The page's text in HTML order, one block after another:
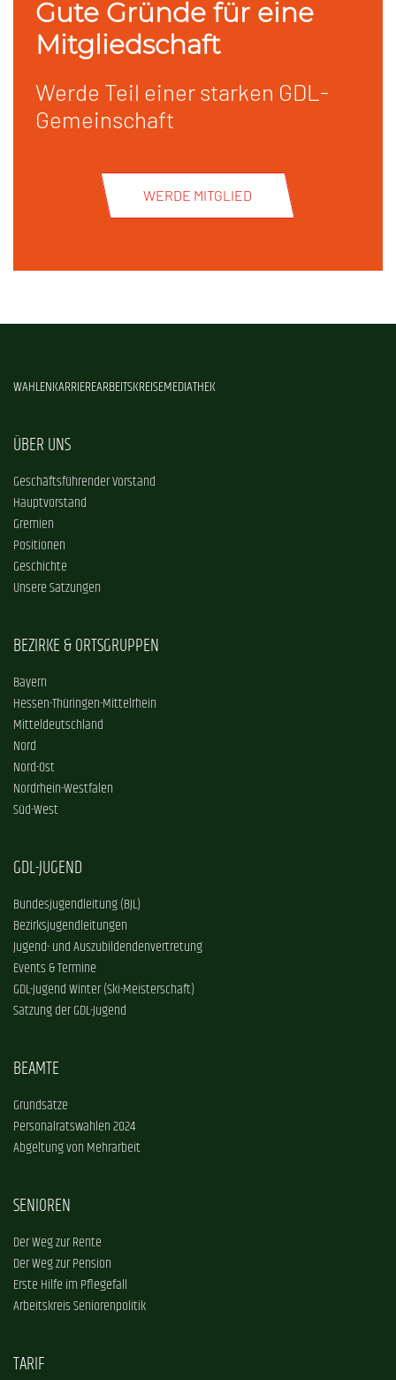
Gute Gründe für eine
Mitgliedschaft
Werde Teil einer starken GDL-
Gemeinschaft
WERDE MITGLIED
WAHLENKARRIEREARBEITSKREISEMEDIATHEK
ÜBER UNS
Geschäftsführender Vorstand
Hauptvorstand
Gremien
Positionen
Geschichte
Unsere Satzungen
BEZIRKE & ORTSGRUPPEN
Bayern
Hessen-Thüringen-Mittelrhein
Mitteldeutschland
Nord
Nord-Ost
Nordrhein-Westfalen
Süd-West
GDL-JUGEND
Bundesjugendleitung (BJL)
Bezirksjugendleitungen
Jugend- und Auszubildendenvertretung
Events & Termine
GDL-Jugend Winter (Ski-Meisterschaft)
Satzung der GDL-Jugend
BEAMTE
Grundsätze
Personalratswahlen 2024
Abgeltung von Mehrarbeit
SENIOREN
Der Weg zur Rente
Der Weg zur Pension
Erste Hilfe im Pflegefall
Arbeitskreis Seniorenpolitik
TARIF